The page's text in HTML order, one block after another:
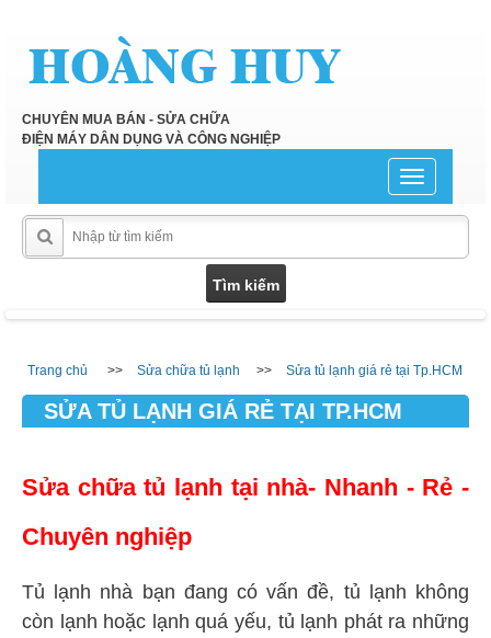
CHUYÊN MUA BÁN - SỬA CHỮA
ĐIỆN MÁY DÂN DỤNG VÀ CÔNG NGHIỆP
Toggle
navigation
Trang chủ Sửa chữa tủ lạnh Sửa tủ lạnh giá rẻ tại Tp.HCM
SỬA TỦ LẠNH GIÁ RẺ TẠI TP.HCM
Sửa chữa tủ lạnh tại nhà- Nhanh - Rẻ -
Chuyên nghiệp
Tủ lạnh nhà bạn đang có vấn đề, tủ lạnh không
còn lạnh hoặc lạnh quá yếu, tủ lạnh phát ra những